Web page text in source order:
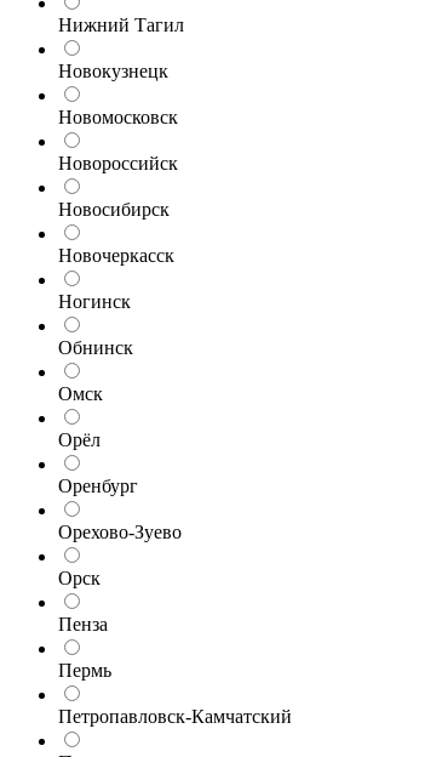
Нижний Тагил
Новокузнецк
Новомосковск
Новороссийск
Новосибирск
Новочеркасск
Ногинск
Обнинск
Омск
Орёл
Оренбург
Орехово-Зуево
Орск
Пенза
Пермь
Петропавловск-Камчатский